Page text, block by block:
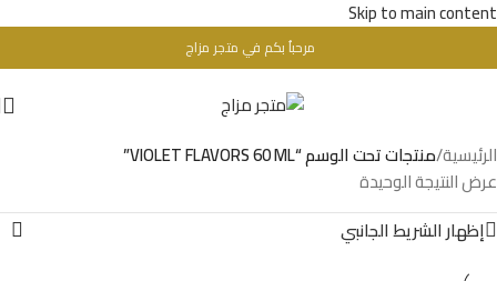
Skip to main content
تحذير : للبالغين فقط + 18 عام - WARINIG : Not For Sale For Minors
مرحباُ بكم في متجر مزاج
الرئيسية/منتجات تحت الوسم “VIOLET FLAVORS 60 ML”
عرض النتيجة الوحيدة
إظهار الشريط الجانبي